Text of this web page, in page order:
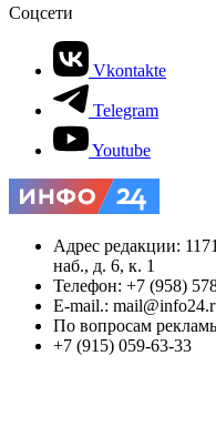
Соцсети
Vkontakte
Telegram
Youtube
Адрес редакции:
наб., д. 6, к. 1
Телефон: +7 (958)
E-mail.:
По вопросам
+7 (915) 059-63-33